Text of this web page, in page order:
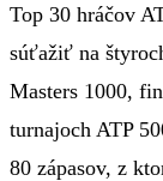
Top 30 hráčov
súťažiť na
Masters 1000,
turnajoch ATP
80 zápasov, z